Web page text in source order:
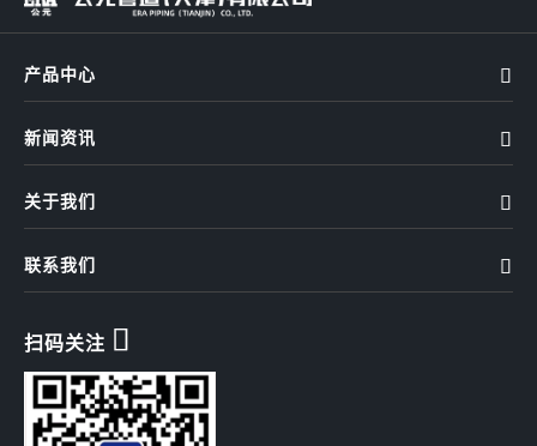
产品中心 
新闻资讯 
关于我们 
联系我们 
扫码关注 